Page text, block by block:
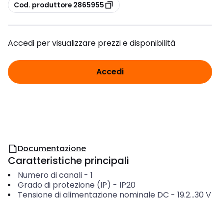
copia
Cod. produttore 2865955
Accedi per visualizzare prezzi e disponibilità
Accedi
Documentazione
Caratteristiche principali
Numero di canali- 1
Grado di protezione (IP) - IP20
Tensione di alimentazione nominale DC - 19.2...30 V